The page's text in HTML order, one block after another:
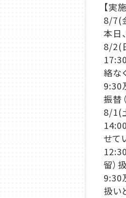
【実
8/7(
本日
8/2(
17:30
絡な
9:30
振替
8/1(
せて
留）
9:30
扱い